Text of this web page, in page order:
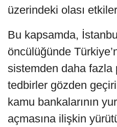
üzerindeki olası
Bu kapsamda,
öncülüğünde
sistemden daha fazla
tedbirler gözden
kamu bankalarının
açmasına ilişkin